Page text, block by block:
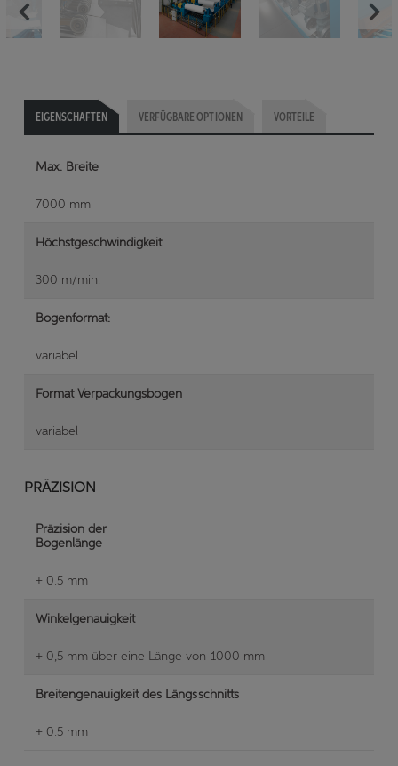
EIGENSCHAFTEN VERFÜGBARE OPTIONEN VORTEILE
Max. Breite
7000 mm
Höchstgeschwindigkeit
300 m/min.
Bogenformat:
variabel
Format Verpackungsbogen
variabel
PRÄZISION
Präzision der
Bogenlänge
+ 0.5 mm
Winkelgenauigkeit
+ 0,5 mm über eine Länge von 1000 mm
Breitengenauigkeit des Längsschnitts
+ 0.5 mm